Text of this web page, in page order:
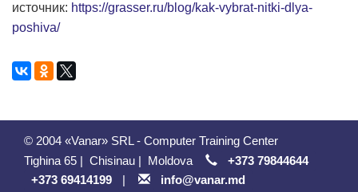
источник: https://grasser.ru/blog/kak-vybrat-nitki-dlya-
poshiva/
© 2004 «Vanar» SRL - Computer Training Center
Tighina 65 | Chisinau | Moldova
+373 79844644
+373 69414199
| info@vanar.md